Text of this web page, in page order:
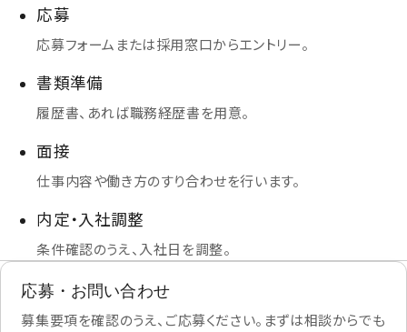
応募
応募フォームまたは採用窓口からエントリー。
書類準備
履歴書、あれば職務経歴書を用意。
面接
仕事内容や働き方のすり合わせを行います。
内定・入社調整
条件確認のうえ、入社日を調整。
応募・お問い合わせ
募集要項を確認のうえ、ご応募ください。まずは相談からでも